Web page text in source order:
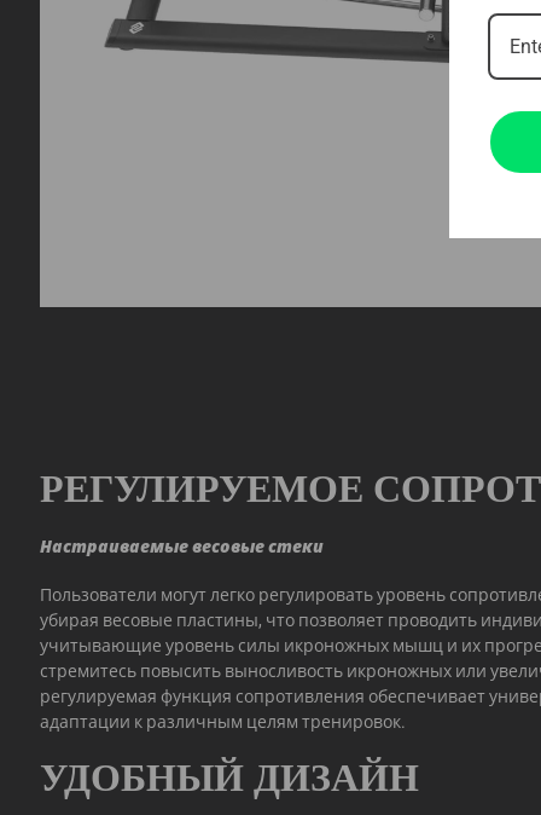
РЕГУЛИРУЕМОЕ
Настраиваемые весовые стеки
Пользователи могут легко регулировать уровень
убирая весовые пластины, что позволяет проводить
учитывающие уровень силы икроножных мышц и их
стремитесь повысить выносливость икроножных или
регулируемая функция сопротивления обеспечивает
адаптации к различным целям тренировок.
УДОБНЫЙ ДИЗАЙН